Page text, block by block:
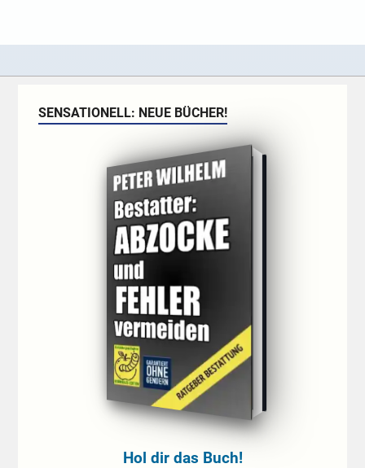
SENSATIONELL: NEUE BÜCHER!
Hol dir das Buch!